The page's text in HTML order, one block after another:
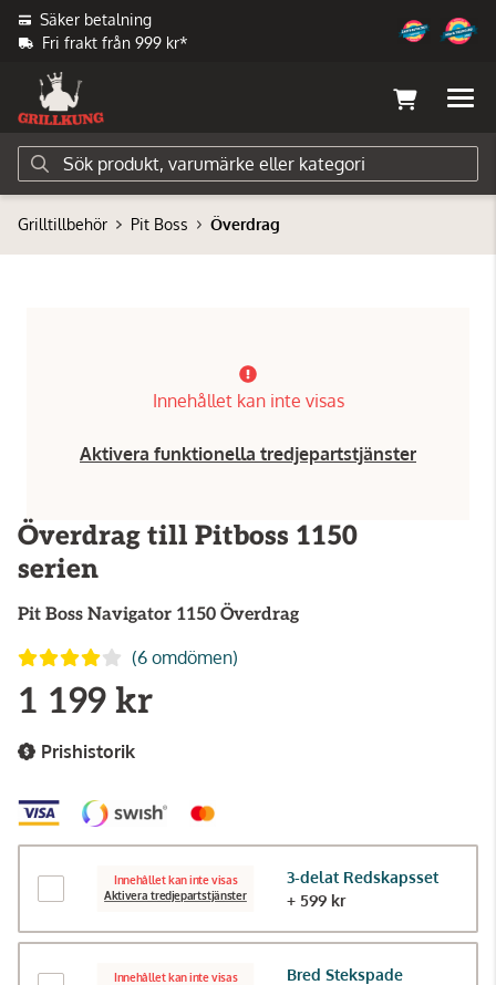
Säker betalning
Fri frakt från 999 kr*
Grilltillbehör Pit Boss Överdrag
Innehållet kan inte visas
Aktivera funktionella tredjepartstjänster
Överdrag till Pitboss 1150
serien
Pit Boss Navigator 1150 Överdrag
(6 omdömen)
1 199 kr
Prishistorik
Innehållet kan inte visas
Aktivera tredjepartstjänster
3-delat Redskapsset
+ 599 kr
Innehållet kan inte visas
Bred Stekspade